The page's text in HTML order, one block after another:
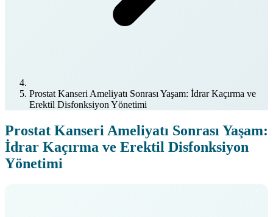
Prostat Kanseri Ameliyatı Sonrası Yaşam: İdrar Kaçırma ve
Erektil Disfonksiyon Yönetimi
Prostat Kanseri Ameliyatı Sonrası Yaşam:
İdrar Kaçırma ve Erektil Disfonksiyon
Yönetimi